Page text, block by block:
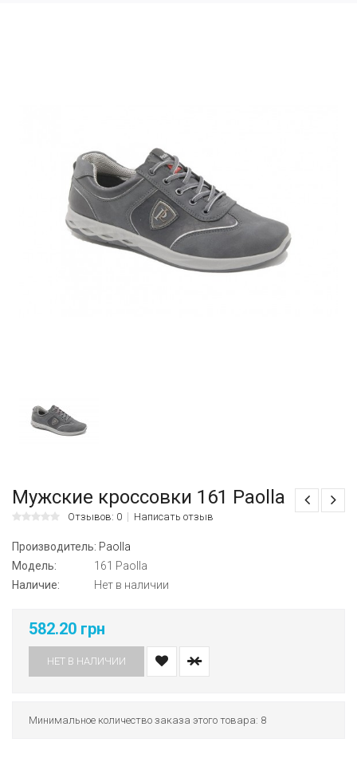
Мужские кроссовки 161 Paolla
Отзывов: 0 Написать отзыв
Производитель: Paolla
Модель:
161 Paolla
Наличие:
Нет в наличии
582.20 грн
НЕТ В НАЛИЧИИ
Минимальное количество заказа этого товара: 8